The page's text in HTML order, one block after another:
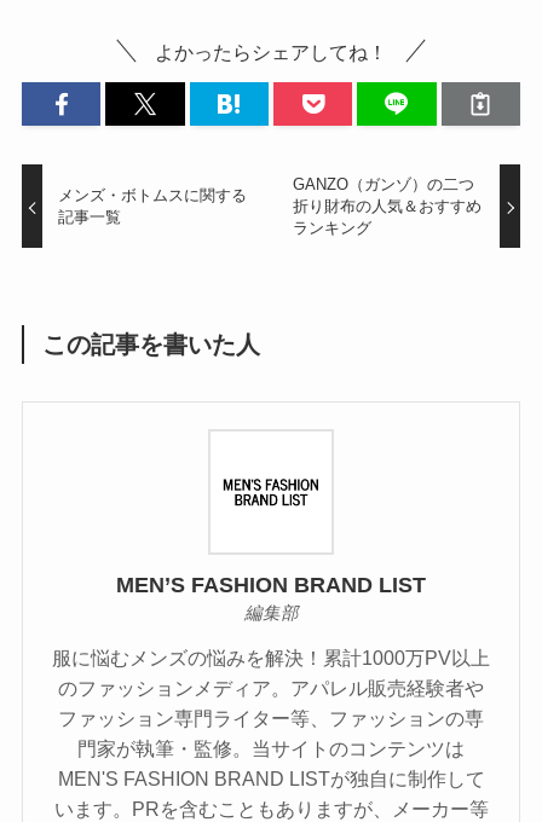
よかったらシェアしてね！
メンズ・ボトムスに関する
記事一覧
GANZO（ガンゾ）の二つ
折り財布の人気＆おすすめ
ランキング
この記事を書いた人
MEN’S FASHION BRAND LIST
編集部
服に悩むメンズの悩みを解決！累計1000万PV以上
のファッションメディア。アパレル販売経験者や
ファッション専門ライター等、ファッションの専
門家が執筆・監修。当サイトのコンテンツは
MEN'S FASHION BRAND LISTが独自に制作して
います。PRを含むこともありますが、メーカー等